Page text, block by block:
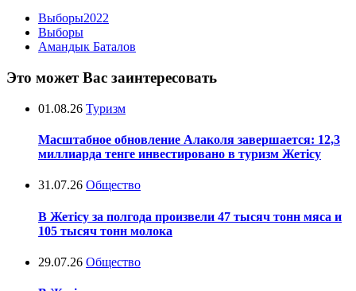
Выборы2022
Выборы
Амандык Баталов
Это может Вас заинтересовать
01.08.26 Туризм
Масштабное обновление Алаколя завершается: 12,3
миллиарда тенге инвестировано в туризм Жетісу
31.07.26 Общество
В Жетісу за полгода произвели 47 тысяч тонн мяса и
105 тысяч тонн молока
29.07.26 Общество